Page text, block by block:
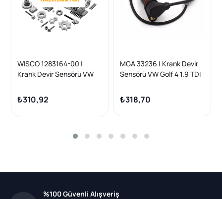
WISCO 1283164-00 |
Krank Devir Sensörü VW
Passat1.9 TDI Agr Alh Ahf
97-04
₺310,92
MGA 33236 | Krank Devir
Sensörü VW Golf 4 1.9 TDI
Seat Leon
₺318,70
%100 Güvenli Alışveriş